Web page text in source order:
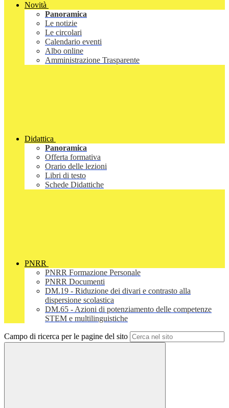
Novità
Panoramica
Le notizie
Le circolari
Calendario eventi
Albo online
Amministrazione Trasparente
Didattica
Panoramica
Offerta formativa
Orario delle lezioni
Libri di testo
Schede Didattiche
PNRR
PNRR Formazione Personale
PNRR Documenti
DM.19 - Riduzione dei divari e contrasto alla
dispersione scolastica
DM.65 - Azioni di potenziamento delle competenze
STEM e multilinguistiche
Campo di ricerca per le pagine del sito